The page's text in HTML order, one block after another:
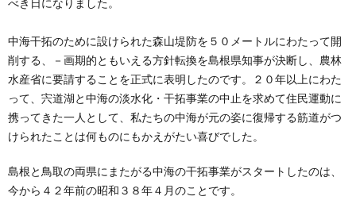
る
人々
内
べき日になりました。
中海干拓のために設けられた森山堤防を５０メートルにわたって開
削する、－画期的ともいえる方針転換を島根県知事が決断し、農林
水産省に要請することを正式に表明したのです。２０年以上にわた
って、宍道湖と中海の淡水化・干拓事業の中止を求めて住民運動に
携ってきた一人として、私たちの中海が元の姿に復帰する筋道がつ
けられたことは何ものにもかえがたい喜びでした。
島根と鳥取の両県にまたがる中海の干拓事業がスタートしたのは、
今から４２年前の昭和３８年４月のことです。